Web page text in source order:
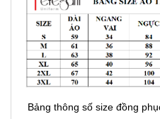
Bảng thông số size đồng